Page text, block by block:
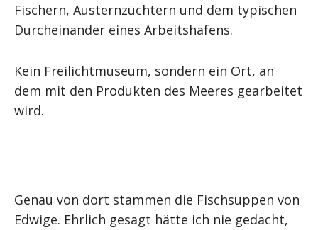
Fischern, Austernzüchtern und dem typischen
Durcheinander eines Arbeitshafens.
Kein Freilichtmuseum, sondern ein Ort, an
dem mit den Produkten des Meeres gearbeitet
wird.
Genau von dort stammen die Fischsuppen von
Edwige. Ehrlich gesagt hätte ich nie gedacht,